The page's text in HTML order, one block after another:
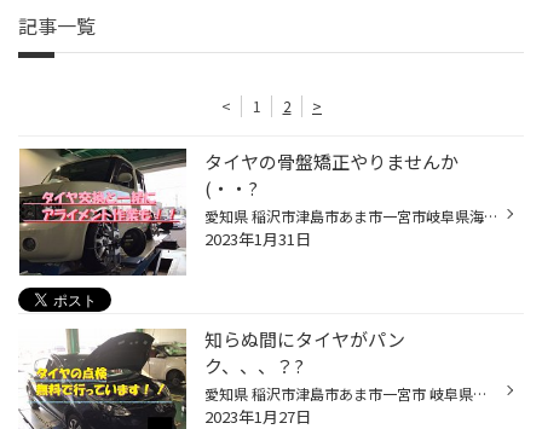
記事一覧
< 1 2 >
タイヤの骨盤矯正やりませんか
(・・?
愛知県 稲沢市津島市あま市一宮市岐阜県海津市 その他近隣のみなさま こんにちは(∵) 愛知県稲沢市福島町西尾張中央道沿い エンジン オイル交換 も出来る お店 【タイヤ館 稲沢】です。 パンク 補償 サービス もございます。 【祝】スマホ決済が導入！ d払い、ペイペイ、Rペイがご利用いただけます。...
2023年1月31日
知らぬ間にタイヤがパン
ク、、、？?
愛知県 稲沢市津島市あま市一宮市 岐阜県海津市の他近隣のみなさま こんにちは(∵)愛知県稲沢市福島町 西尾張中央道沿い エンジン オイル交換 も出来る お店 【タイヤ館 稲沢】です。 パンク 補償 サービス も始まりました。 【祝】スマホ決済が導入！ d払い、ペイペイ、Rペイがご利用いただけます。...
2023年1月27日